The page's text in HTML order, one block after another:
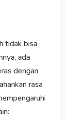
tidak bisa
ada
dengan
rasa